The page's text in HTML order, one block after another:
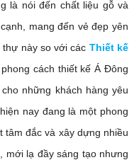
là nói đến chất liệu gỗ và
mang đến vẻ đẹp yên
này so với các Thiết kế
cách thiết kế Á Đông
những khách hàng yêu
nay đang là một phong
đắc và xây dựng nhiều
mới lạ đầy sáng tạo nhưng